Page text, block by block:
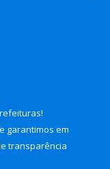
!
garantimos em
transparência